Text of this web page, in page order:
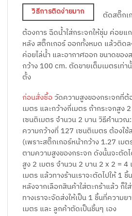
วิธีการติดง่ายมาก
ตัดสติ๊กเ
ต้องการ ฉีดน้ำใส่กระจกให้ชุ่ม ค่อย
หลัง สติ๊กเกอร์ ออกทั้งหมด แล้วติด
ค่อยไล่น้ำ และอากาศออก ขนาดขอ
กว้าง 100 cm. ตัดขายเต็มเมตรเท่
ตั้ง
ก่อนสั่งซื้อ วัดความสูงของกระจกที่
เมตร และกว้างกี่เมตร ถ้ากระจกสูง
เซนติเมตร จำนวน 2 บาน วิธีคำนว
ความกว้างที่ 127 เซนติเมตร ต้องใ
(เพราะสติ๊กเกอร์หน้ากว้าง 1.27 เม
ตามความสูงของกระจก ดังนั้นจะตัด
สูง 2 เมตร จำนวน 2 บาน 2 x 2 =
เมตร แล้วทางร้านเราจะตัดไปให้ 1
หลังจากเลือกสินค้าใส่ตะกร้าแล้ว ก็
ทางเราจะจัดส่งให้เป็น 1 ชิ้นที่ความย
เมตร และ ลูกค้าตัดเป็นชิ้นๆ เอง